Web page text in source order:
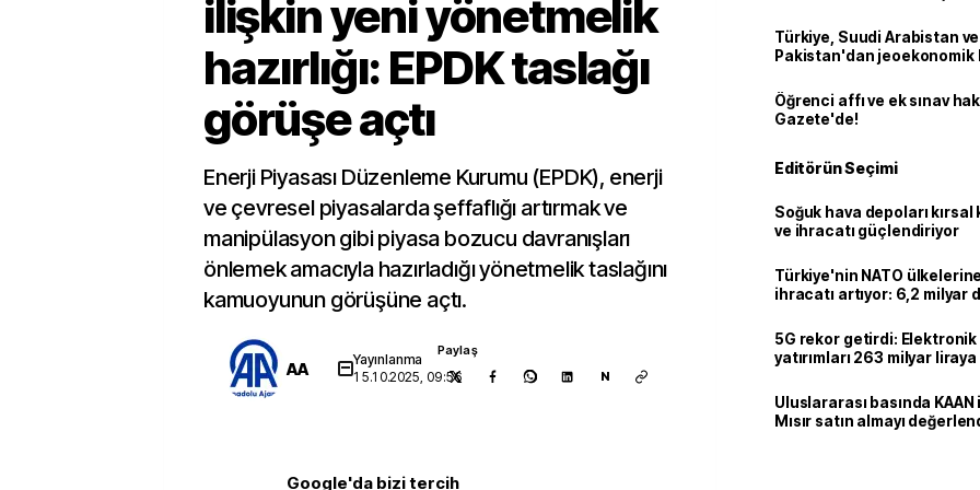
ilişkin yeni yönetmelik
hazırlığı: EPDK taslağı
görüşe açtı
Enerji Piyasası Düzenleme Kurumu (EPDK), enerji
ve çevresel piyasalarda şeffaflığı artırmak ve
manipülasyon gibi piyasa bozucu davranışları
önlemek amacıyla hazırladığı yönetmelik taslağını
kamuoyunun görüşüne açtı.
AA
Yayınlanma
15.10.2025, 09:56
Paylaş
N
Google'da bizi tercih
Türkiye, Suudi Arabistan ve
Pakistan'dan jeoekonomik
Öğrenci affı ve ek sınav
Gazete'de!
Editörün Seçimi
Soğuk hava depoları kırsal
ve ihracatı güçlendiriyor
Türkiye'nin NATO
ihracatı artıyor: 6,2 milyar
5G rekor getirdi:
yatırımları 263 milyar liraya
Uluslararası basında KAAN
Mısır satın almayı